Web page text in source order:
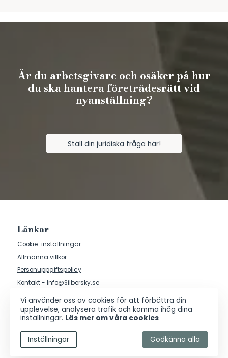
Är du arbetsgivare och osäker på hur
du ska hantera företrädesrätt vid
nyanställning?
Ställ din juridiska fråga här!
Länkar
Cookie-inställningar
Allmänna villkor
Personuppgiftspolicy
Kontakt - Info@Silbersky.se
Vi använder oss av cookies för att förbättra din
upplevelse, analysera trafik och komma ihåg dina
inställningar. Läs mer om våra cookies
Inställningar Godkänna alla